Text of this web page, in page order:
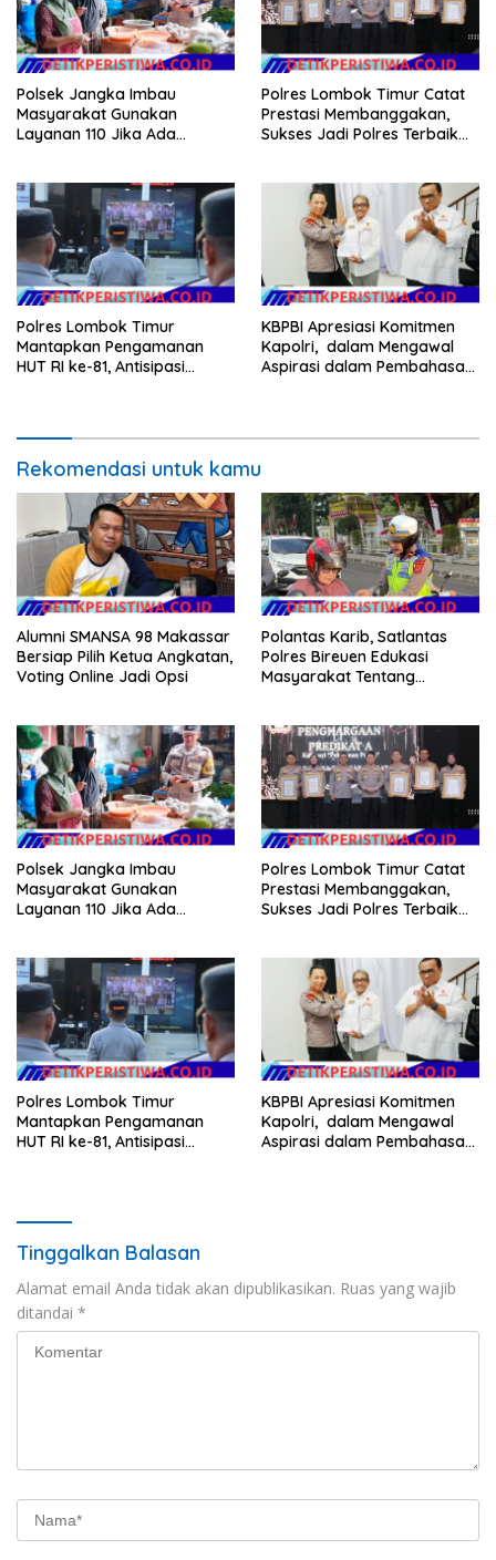
Polsek Jangka Imbau
Masyarakat Gunakan
Layanan 110 Jika Ada
Polres Lombok Timur Catat
Prestasi Membanggakan,
Sukses Jadi Polres Terbaik
Polres Lombok Timur
Mantapkan Pengamanan
HUT RI ke-81, Antisipasi
KBPBI Apresiasi Komitmen
Kapolri, dalam Mengawal
Aspirasi dalam Pembahasan
Rekomendasi untuk kamu
Alumni SMANSA 98 Makassar
Bersiap Pilih Ketua Angkatan,
Voting Online Jadi Opsi
Polantas Karib, Satlantas
Polres Bireuen Edukasi
Masyarakat Tentang
Polsek Jangka Imbau
Masyarakat Gunakan
Layanan 110 Jika Ada
Polres Lombok Timur Catat
Prestasi Membanggakan,
Sukses Jadi Polres Terbaik
Polres Lombok Timur
Mantapkan Pengamanan
HUT RI ke-81, Antisipasi
KBPBI Apresiasi Komitmen
Kapolri, dalam Mengawal
Aspirasi dalam Pembahasan
Tinggalkan Balasan
Alamat email Anda tidak akan dipublikasikan. Ruas yang wajib
ditandai *